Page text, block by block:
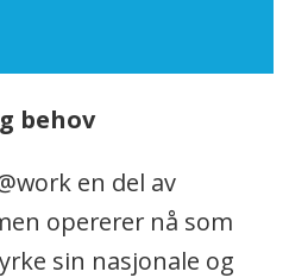
behov
en del av
opererer nå som
sin nasjonale og